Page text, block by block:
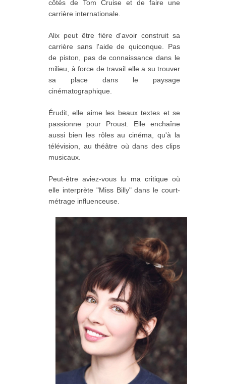
côtés de Tom Cruise et de faire une
carrière internationale.
Alix peut être fière d'avoir construit sa
carrière sans l'aide de quiconque. Pas
de piston, pas de connaissance dans le
milieu, à force de travail elle a su trouver
sa place dans le paysage
cinématographique.
Érudit, elle aime les beaux textes et se
passionne pour Proust. Elle enchaîne
aussi bien les rôles au cinéma, qu'à la
télévision, au théâtre où dans des clips
musicaux.
Peut-être aviez-vous lu ma critiqueoù
elle interprète "Miss Billy" dans le court-
métrage influenceuse.